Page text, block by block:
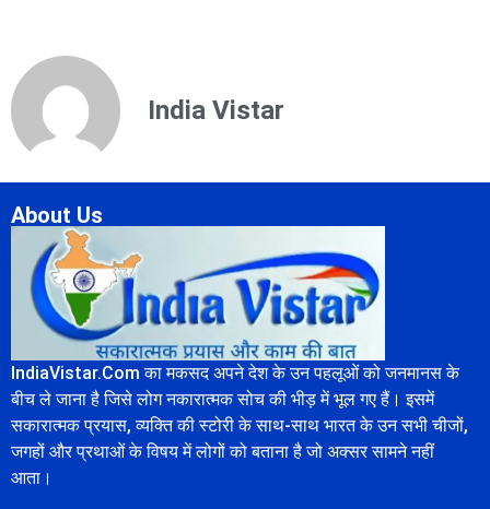
India Vistar
About Us
IndiaVistar.Com का मकसद अपने देश के उन पहलूओं को जनमानस के
बीच ले जाना है जिसे लोग नकारात्मक सोच की भीड़ में भूल गए हैं। इसमें
सकारात्मक प्रयास, व्यक्ति की स्टोरी के साथ-साथ भारत के उन सभी चीजों,
जगहों और प्रथाओं के विषय में लोगों को बताना है जो अक्सर सामने नहीं
आता।